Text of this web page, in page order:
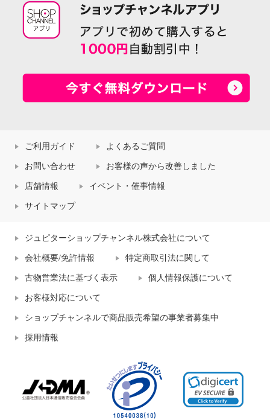
ご利用ガイド よくあるご質問
お問い合わせ お客様の声から改善しました
店舗情報 イベント・催事情報
サイトマップ
ジュピターショップチャンネル株式会社について
会社概要/免許情報 特定商取引法に関して
古物営業法に基づく表示 個人情報保護について
お客様対応について
ショップチャンネルで商品販売希望の事業者募集中
採用情報